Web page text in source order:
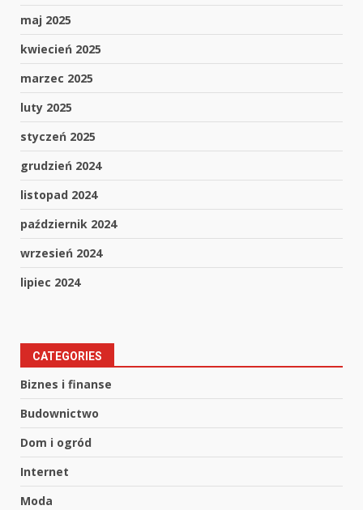
maj 2025
kwiecień 2025
marzec 2025
luty 2025
styczeń 2025
grudzień 2024
listopad 2024
październik 2024
wrzesień 2024
lipiec 2024
CATEGORIES
Biznes i finanse
Budownictwo
Dom i ogród
Internet
Moda